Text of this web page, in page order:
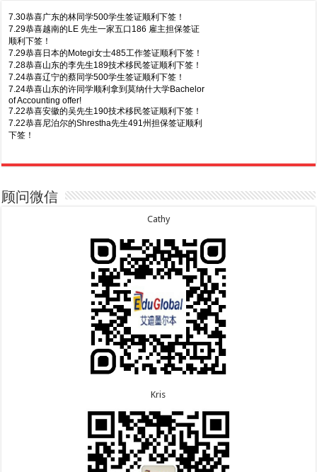
Business offer！
8.6恭喜江苏的谢先生600旅游签证顺利下签，三年多
8.5恭喜江苏的杨女士190技术移民签证顺利下签！
8.3恭喜黑龙江的刘女士864父母签证顺利下签！
8.3恭喜天津的陈同学和妈妈590+500学生签证顺利
7.30恭喜广东的林同学500学生签证顺利下签！
7.29恭喜越南的LE 先生一家五口186 雇主担保签证
顺利下签！
7.29恭喜日本的Motegi女士485工作签证顺利下签！
7.28恭喜山东的李先生189技术移民签证顺利下签！
7.24恭喜辽宁的蔡同学500学生签证顺利下签！
7.24恭喜山东的许同学顺利拿到莫纳什大学Bachelor
of Accounting offer!
7.22恭喜安徽的吴先生190技术移民签证顺利下签！
7.22恭喜尼泊尔的Shrestha先生491州担保签证顺利
下签！
签！
7.15恭喜江苏的曹同学500学生签证顺利下签！
7.13恭喜广东的邓同学500学生签证顺利下签！
7.9恭喜广东的喻同学500学生签证顺利下签！
7.8恭喜黑龙江的刘女士600旅游签证顺利下签，三年
7.7恭喜北京的王先生和孩子600旅游签证顺利下签，
顾问微信
Cathy
Kris